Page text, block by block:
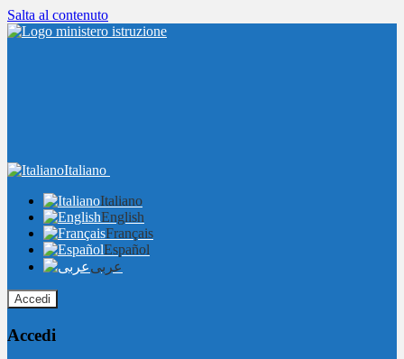
Salta al contenuto
Italiano
Italiano
English
Français
Español
عربى
Accedi
Accedi